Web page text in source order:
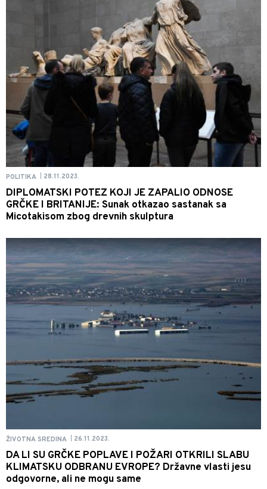
POLITIKA 28.11.2023.
DIPLOMATSKI POTEZ KOJI JE ZAPALIO ODNOSE
GRČKE I BRITANIJE: Sunak otkazao sastanak sa
Micotakisom zbog drevnih skulptura
ŽIVOTNA SREDINA 26.11.2023.
DA LI SU GRČKE POPLAVE I POŽARI OTKRILI SLABU
KLIMATSKU ODBRANU EVROPE? Državne vlasti jesu
odgovorne, ali ne mogu same